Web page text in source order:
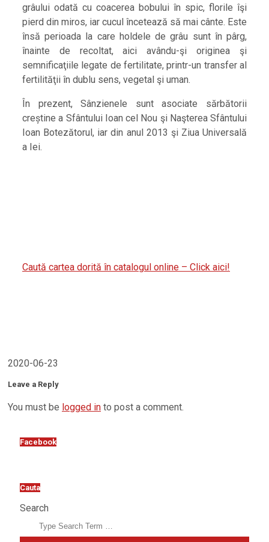
grâului odată cu coacerea bobului în spic, florile îşi
pierd din miros, iar cucul încetează să mai cânte. Este
însă perioada la care holdele de grâu sunt în pârg,
înainte de recoltat, aici avându-şi originea şi
semnificaţiile legate de fertilitate, printr-un transfer al
fertilităţii în dublu sens, vegetal şi uman.
În prezent, Sânzienele sunt asociate sărbătorii
creștine a Sfântului Ioan cel Nou şi Naşterea Sfântului
Ioan Botezătorul, iar din anul 2013 şi Ziua Universală
a Iei.
Caută cartea dorită în catalogul online – Click aici!
2020-06-23
Leave a Reply
You must be logged in to post a comment.
Facebook
Cauta
Search